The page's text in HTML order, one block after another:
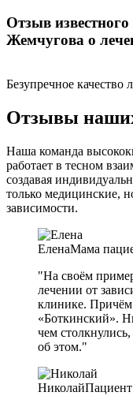
Отзыв
Жемчугова о
Безупречное качество
Отзывы
Наша команда
работает в тесном
создавая
только медицинские,
зависимости.
ЕленаМама
"На своём
лечении от
клинике. Причём
«Боткинский».
чем
об этом."
НиколайПациент